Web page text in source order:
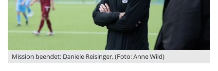
Mission beendet: Daniele Reisinger. (Foto: Anne Wild)